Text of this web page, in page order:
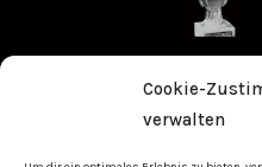
Cookie-
verwalten
Stolz präsentiert von